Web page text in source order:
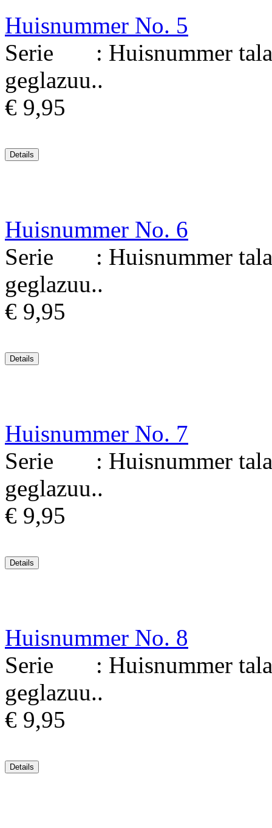
Huisnummer No. 5
Serie : Huisnummer
geglazuu..
€ 9,95
Huisnummer No. 6
Serie : Huisnummer
geglazuu..
€ 9,95
Huisnummer No. 7
Serie : Huisnummer
geglazuu..
€ 9,95
Huisnummer No. 8
Serie : Huisnummer
geglazuu..
€ 9,95